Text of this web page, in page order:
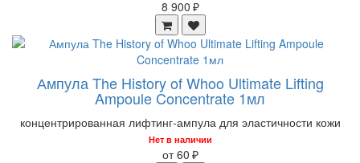
8 900 ₽
Ампула The History of Whoo Ultimate Lifting
Ampoule Concentrate 1мл
концентрированная лифтинг-ампула для эластичности кожи
Нет в наличии
от 60 ₽